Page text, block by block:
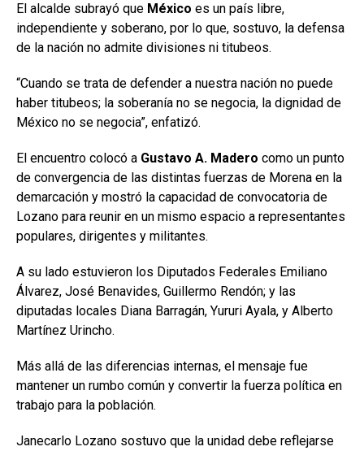
El alcalde subrayó que México es un país libre,
independiente y soberano, por lo que, sostuvo, la defensa
de la nación no admite divisiones ni titubeos.
“Cuando se trata de defender a nuestra nación no puede
haber titubeos; la soberanía no se negocia, la dignidad de
México no se negocia”, enfatizó.
El encuentro colocó a Gustavo A. Madero como un punto
de convergencia de las distintas fuerzas de Morena en la
demarcación y mostró la capacidad de convocatoria de
Lozano para reunir en un mismo espacio a representantes
populares, dirigentes y militantes.
A su lado estuvieron los Diputados Federales Emiliano
Álvarez, José Benavides, Guillermo Rendón; y las
diputadas locales Diana Barragán, Yururi Ayala, y Alberto
Martínez Urincho.
Más allá de las diferencias internas, el mensaje fue
mantener un rumbo común y convertir la fuerza política en
trabajo para la población.
Janecarlo Lozano sostuvo que la unidad debe reflejarse